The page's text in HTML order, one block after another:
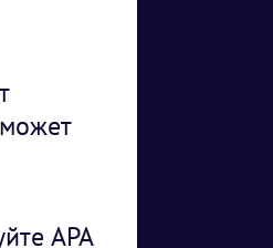
APA